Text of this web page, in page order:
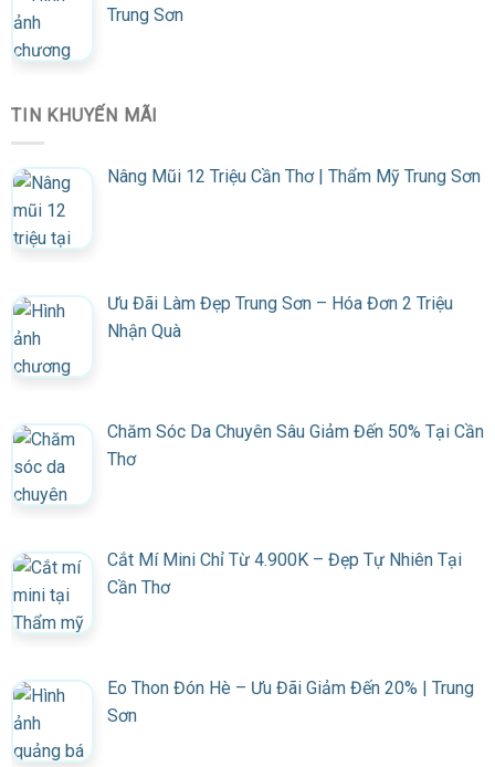
Trung Sơn
TIN KHUYẾN MÃI
Nâng Mũi 12 Triệu Cần Thơ | Thẩm Mỹ Trung Sơn
Ưu Đãi Làm Đẹp Trung Sơn – Hóa Đơn 2 Triệu
Nhận Quà
Chăm Sóc Da Chuyên Sâu Giảm Đến 50% Tại Cần
Thơ
Cắt Mí Mini Chỉ Từ 4.900K – Đẹp Tự Nhiên Tại
Cần Thơ
Eo Thon Đón Hè – Ưu Đãi Giảm Đến 20% | Trung
Sơn